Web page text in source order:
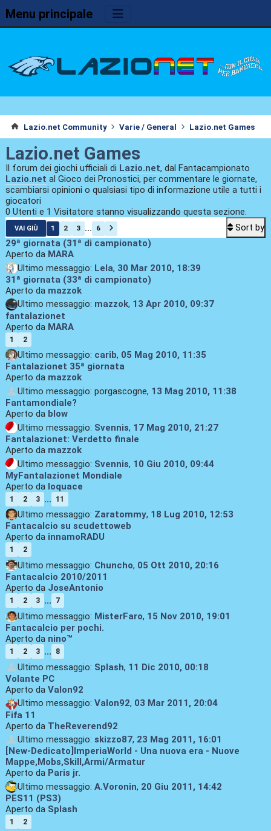
Menu principale
Lazio.net Community Varie / General Lazio.net Games
Lazio.net Games
Il forum dei giochi ufficiali di Lazio.net, dal Fantacampionato
Lazio.net al Gioco dei Pronostici, per commentare le giornate,
scambiarsi opinioni o qualsiasi tipo di informazione utile a tutti i
giocatori
0 Utenti e 1 Visitatore stanno visualizzando questa sezione.
VAI GIÙ 1 2 3 ... 6
Sort by
29ª giornata (31ª di campionato)
Aperto da MARA
Ultimo messaggio: Lela, 30 Mar 2010, 18:39
31ª giornata (33ª di campionato)
Aperto da mazzok
Ultimo messaggio: mazzok, 13 Apr 2010, 09:37
fantalazionet
Aperto da MARA
1 2
Ultimo messaggio: carib, 05 Mag 2010, 11:35
Fantalazionet 35ª giornata
Aperto da mazzok
Ultimo messaggio: porgascogne, 13 Mag 2010, 11:38
Fantamondiale?
Aperto da blow
Ultimo messaggio: Svennis, 17 Mag 2010, 21:27
Fantalazionet: Verdetto finale
Aperto da mazzok
Ultimo messaggio: Svennis, 10 Giu 2010, 09:44
MyFantalazionet Mondiale
Aperto da loquace
1 2 3 ... 11
Ultimo messaggio: Zaratommy, 18 Lug 2010, 12:53
Fantacalcio su scudettoweb
Aperto da innamoRADU
1 2
Ultimo messaggio: Chuncho, 05 Ott 2010, 20:16
Fantacalcio 2010/2011
Aperto da JoseAntonio
1 2 3 ... 7
Ultimo messaggio: MisterFaro, 15 Nov 2010, 19:01
Fantacalcio per pochi.
Aperto da nino™
1 2 3 ... 8
Ultimo messaggio: Splash, 11 Dic 2010, 00:18
Volante PC
Aperto da Valon92
Ultimo messaggio: Valon92, 03 Mar 2011, 20:04
Fifa 11
Aperto da TheReverend92
Ultimo messaggio: skizzo87, 23 Mag 2011, 16:01
[New-Dedicato]ImperiaWorld - Una nuova era - Nuove
Mappe,Mobs,Skill,Armi/Armatur
Aperto da Paris jr.
Ultimo messaggio: A.Voronin, 20 Giu 2011, 14:42
PES11 (PS3)
Aperto da Splash
1 2